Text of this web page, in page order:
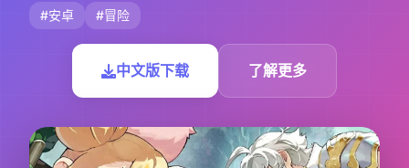
#安卓 #冒险
中文版下载 了解更多